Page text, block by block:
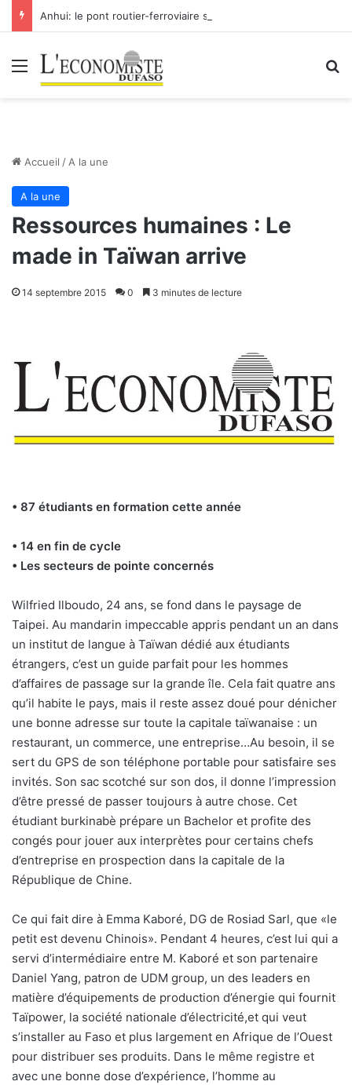
Menu
Accueil / A la une
A la une
Ressources humaines : Le
made in Taïwan arrive
14 septembre 2015 0 3 minutes de lecture
• 87 étudiants en formation cette année
• 14 en fin de cycle
• Les secteurs de pointe concernés
Wilfried Ilboudo, 24 ans, se fond dans le paysage de
Taipei. Au mandarin impeccable appris pendant un an dans
un institut de langue à Taïwan dédié aux étudiants
étrangers, c’est un guide parfait pour les hommes
d’affaires de passage sur la grande île. Cela fait quatre ans
qu’il habite le pays, mais il reste assez doué pour dénicher
une bonne adresse sur toute la capitale taïwanaise : un
restaurant, un commerce, une entreprise…Au besoin, il se
sert du GPS de son téléphone portable pour satisfaire ses
invités. Son sac scotché sur son dos, il donne l’impression
d’être pressé de passer toujours à autre chose. Cet
étudiant burkinabè prépare un Bachelor et profite des
congés pour jouer aux interprètes pour certains chefs
d’entreprise en prospection dans la capitale de la
République de Chine.
Ce qui fait dire à Emma Kaboré, DG de Rosiad Sarl, que «le
petit est devenu Chinois». Pendant 4 heures, c’est lui qui a
servi d’intermédiaire entre M. Kaboré et son partenaire
Daniel Yang, patron de UDM group, un des leaders en
matière d’équipements de production d’énergie qui fournit
Taïpower, la société nationale d’électricité,et qui veut
s’installer au Faso et plus largement en Afrique de l’Ouest
pour distribuer ses produits. Dans le même registre et
avec une bonne dose d’expérience, l’homme au